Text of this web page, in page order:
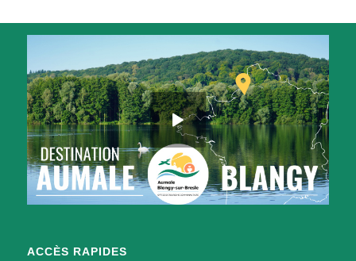
ACCÈS RAPIDES